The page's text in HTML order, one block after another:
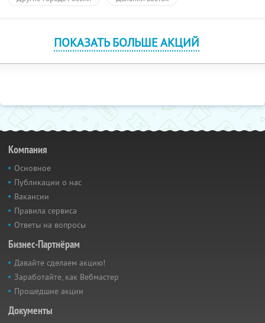
ПОКАЗАТЬ БОЛЬШЕ АКЦИЙ
Компания
Основное
Публикации о нас
Вакансии
Правила сервиса
Ответы на вопросы
Бизнес-Партнёрам
Давайте сделаем акцию!
Заработайте, как Вебмастер
Прошедшие акции
Документы